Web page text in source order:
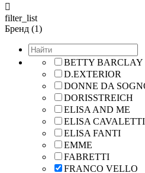

filter_list
Бренд (1)
BETTY BARCLAY
D.EXTERIOR
DONNE DA
DORISSTREICH
ELISA AND ME
ELISA CAVALETTI
ELISA FANTI
EMME
FABRETTI
FRANCO VELLO